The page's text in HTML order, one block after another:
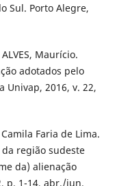
Sul. Porto Alegre,
Maurício.
adotados pelo
Univap, 2016, v. 22,
Camila Faria de Lima.
região sudeste
da) alienação
p. 1-14, abr./jun.